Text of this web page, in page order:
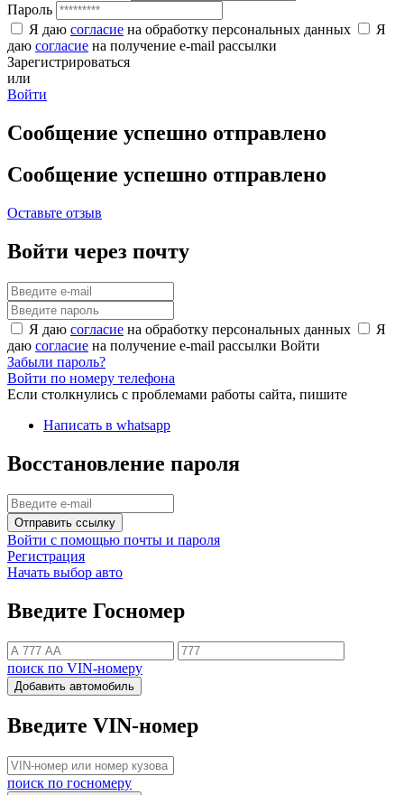
Пароль
Я даю согласие на обработку персональных данных
Я
даю согласие на получение e-mail рассылки
Зарегистрироваться
или
Войти
Сообщение успешно отправлено
Сообщение успешно отправлено
Оставьте отзыв
Войти через почту
Я даю согласие на обработку персональных данных
Я
даю согласие на получение e-mail рассылки Войти
Забыли пароль?
Войти по номеру телефона
Если столкнулись с проблемами работы сайта, пишите
Написать в whatsapp
Восстановление пароля
Отправить ссылку
Войти с помощью почты и пароля
Регистрация
Начать выбор авто
Введите Госномер
поиск по VIN-номеру
Добавить автомобиль
Введите VIN-номер
поиск по госномеру